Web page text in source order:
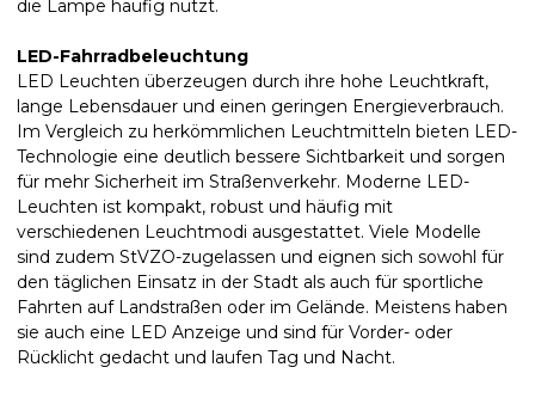
die Lampe häufig nutzt.
LED-Fahrradbeleuchtung
LED Leuchten überzeugen durch ihre hohe Leuchtkraft,
lange Lebensdauer und einen geringen Energieverbrauch.
Im Vergleich zu herkömmlichen Leuchtmitteln bieten LED-
Technologie eine deutlich bessere Sichtbarkeit und sorgen
für mehr Sicherheit im Straßenverkehr. Moderne LED-
Leuchten ist kompakt, robust und häufig mit
verschiedenen Leuchtmodi ausgestattet. Viele Modelle
sind zudem StVZO-zugelassen und eignen sich sowohl für
den täglichen Einsatz in der Stadt als auch für sportliche
Fahrten auf Landstraßen oder im Gelände. Meistens haben
sie auch eine LED Anzeige und sind für Vorder- oder
Rücklicht gedacht und laufen Tag und Nacht.